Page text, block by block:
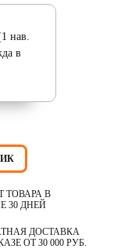
ТОВАРА В
30 ДНЕЙ
ДОСТАВКА
ОТ 30 000 РУБ.